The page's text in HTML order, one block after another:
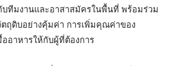
ทีมงานและอาสาสมัครในพื้นที่ พร้อมร่วม
ถุดิบอย่างคุ้มค่า การเพิ่มคุณค่าของ
อาหารให้กับผู้ที่ต้องการ